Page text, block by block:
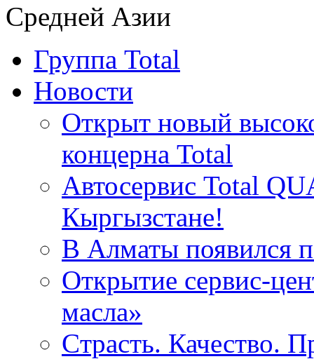
Средней Азии
Группа Total
Новости
Открыт новый
концерна Total
Автосервис Total
Кыргызстане!
В Алматы появился
Открытие сервис-
масла»
Cтрасть. Качество.